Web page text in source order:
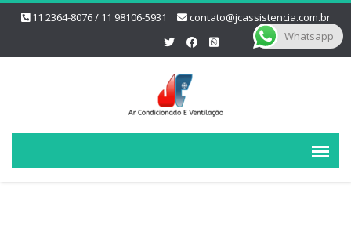
11 2364-8076 / 11 98106-5931 contato@jcassistencia.com.br
Whatsapp